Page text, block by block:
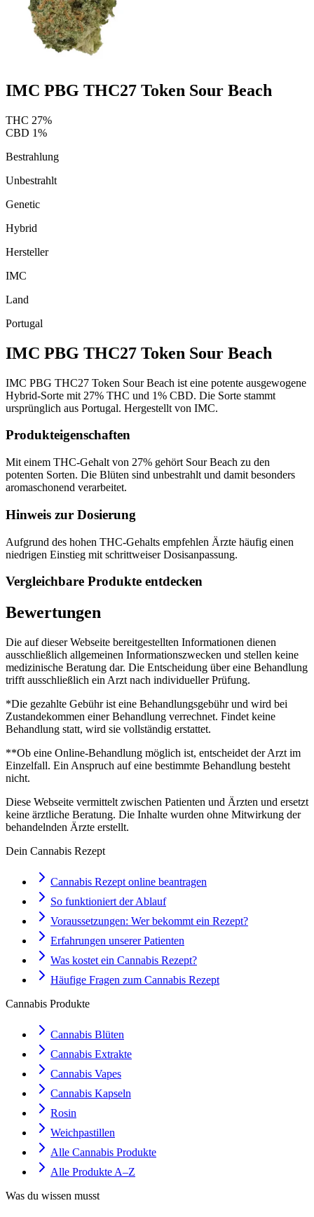
IMC PBG THC27 Token Sour Beach
THC 27%
CBD 1%
Bestrahlung
Unbestrahlt
Genetic
Hybrid
Hersteller
IMC
Land
Portugal
IMC PBG THC27 Token Sour Beach
IMC PBG THC27 Token Sour Beach ist eine potente ausgewogene
Hybrid-Sorte mit 27% THC und 1% CBD. Die Sorte stammt
ursprünglich aus Portugal. Hergestellt von IMC.
Produkteigenschaften
Mit einem THC-Gehalt von 27% gehört Sour Beach zu den
potenten Sorten. Die Blüten sind unbestrahlt und damit besonders
aromaschonend verarbeitet.
Hinweis zur Dosierung
Aufgrund des hohen THC-Gehalts empfehlen Ärzte häufig einen
niedrigen Einstieg mit schrittweiser Dosisanpassung.
Vergleichbare Produkte entdecken
Bewertungen
Die auf dieser Webseite bereitgestellten Informationen dienen
ausschließlich allgemeinen Informationszwecken und stellen keine
medizinische Beratung dar. Die Entscheidung über eine Behandlung
trifft ausschließlich ein Arzt nach individueller Prüfung.
*Die gezahlte Gebühr ist eine Behandlungsgebühr und wird bei
Zustandekommen einer Behandlung verrechnet. Findet keine
Behandlung statt, wird sie vollständig erstattet.
**Ob eine Online-Behandlung möglich ist, entscheidet der Arzt im
Einzelfall. Ein Anspruch auf eine bestimmte Behandlung besteht
nicht.
Diese Webseite vermittelt zwischen Patienten und Ärzten und ersetzt
keine ärztliche Beratung. Die Inhalte wurden ohne Mitwirkung der
behandelnden Ärzte erstellt.
Dein Cannabis Rezept
Cannabis Rezept online beantragen
So funktioniert der Ablauf
Voraussetzungen: Wer bekommt ein Rezept?
Erfahrungen unserer Patienten
Was kostet ein Cannabis Rezept?
Häufige Fragen zum Cannabis Rezept
Cannabis Produkte
Cannabis Blüten
Cannabis Extrakte
Cannabis Vapes
Cannabis Kapseln
Rosin
Weichpastillen
Alle Cannabis Produkte
Alle Produkte A–Z
Was du wissen musst